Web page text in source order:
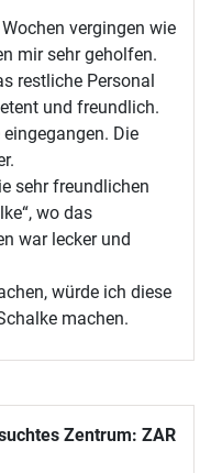
vergingen wie
mir sehr geholfen.
restliche Personal
und freundlich.
Die
sehr freundlichen
wo das
war lecker und
würde ich diese
machen.
Zentrum: ZAR